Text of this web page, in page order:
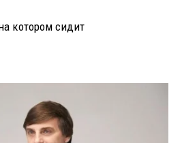
котором сидит